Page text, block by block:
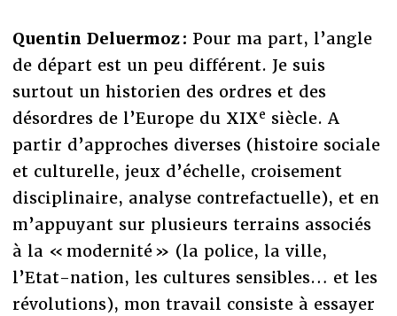
Quentin Deluermoz : Pour ma part, l’angle
de départ est un peu différent. Je suis
surtout un historien des ordres et des
désordres de l’Europe du XIXe siècle. A
partir d’approches diverses (histoire sociale
et culturelle, jeux d’échelle, croisement
disciplinaire, analyse contrefactuelle), et en
m’appuyant sur plusieurs terrains associés
à la « modernité » (la police, la ville,
l’Etat-nation, les cultures sensibles… et les
révolutions), mon travail consiste à essayer